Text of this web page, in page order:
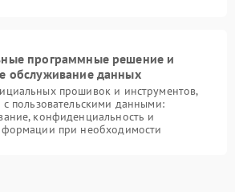
программные решение и
обслуживание данных
прошивок и инструментов,
с пользовательскими данными:
конфиденциальность и
при необходимости